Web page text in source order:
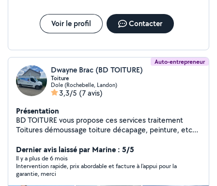
Voir le profil Contacter
Auto-entrepreneur
Dwayne Brac (BD TOITURE)
Toiture
Dole (Rochebelle, Landon)
3,3/5 (7 avis)
Présentation
BD TOITURE vous propose ces services traitement
Toitures démoussage toiture décapage, peinture, etc
espaces verts
Dernier avis laissé par Marine : 5/5
Il y a plus de 6 mois
Intervention rapide, prix abordable et facture à l'appui pour la
garantie, merci